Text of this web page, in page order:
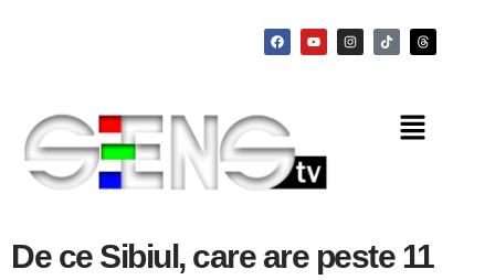
De ce Sibiul, care are peste 11